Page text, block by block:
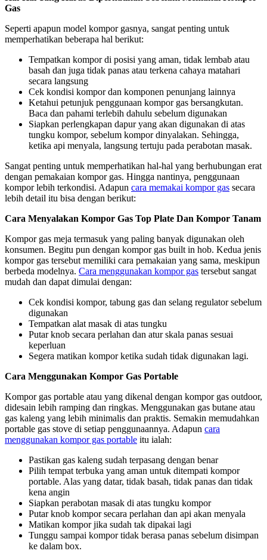
Gas
Seperti apapun model kompor gasnya, sangat penting untuk
memperhatikan beberapa hal berikut:
Tempatkan kompor di posisi yang aman, tidak lembab atau
basah dan juga tidak panas atau terkena cahaya matahari
secara langsung
Cek kondisi kompor dan komponen penunjang lainnya
Ketahui petunjuk penggunaan kompor gas bersangkutan.
Baca dan pahami terlebih dahulu sebelum digunakan
Siapkan perlengkapan dapur yang akan digunakan di atas
tungku kompor, sebelum kompor dinyalakan. Sehingga,
ketika api menyala, langsung tertuju pada perabotan masak.
Sangat penting untuk memperhatikan hal-hal yang berhubungan erat
dengan pemakaian kompor gas. Hingga nantinya, penggunaan
kompor lebih terkondisi. Adapun cara memakai kompor gas secara
lebih detail itu bisa dengan berikut:
Cara Menyalakan Kompor Gas Top Plate Dan Kompor Tanam
Kompor gas meja termasuk yang paling banyak digunakan oleh
konsumen. Begitu pun dengan kompor gas built in hob. Kedua jenis
kompor gas tersebut memiliki cara pemakaian yang sama, meskipun
berbeda modelnya. Cara menggunakan kompor gas tersebut sangat
mudah dan dapat dimulai dengan:
Cek kondisi kompor, tabung gas dan selang regulator sebelum
digunakan
Tempatkan alat masak di atas tungku
Putar knob secara perlahan dan atur skala panas sesuai
keperluan
Segera matikan kompor ketika sudah tidak digunakan lagi.
Cara Menggunakan Kompor Gas Portable
Kompor gas portable atau yang dikenal dengan kompor gas outdoor,
didesain lebih ramping dan ringkas. Menggunakan gas butane atau
gas kaleng yang lebih minimalis dan praktis. Semakin memudahkan
portable gas stove di setiap penggunaannya. Adapun cara
menggunakan kompor gas portable itu ialah:
Pastikan gas kaleng sudah terpasang dengan benar
Pilih tempat terbuka yang aman untuk ditempati kompor
portable. Alas yang datar, tidak basah, tidak panas dan tidak
kena angin
Siapkan perabotan masak di atas tungku kompor
Putar knob kompor secara perlahan dan api akan menyala
Matikan kompor jika sudah tak dipakai lagi
Tunggu sampai kompor tidak berasa panas sebelum disimpan
ke dalam box.